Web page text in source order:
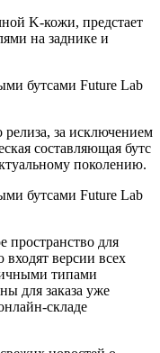
K-кожи, предстает
на заднике и
релиза, за исключением
составляющая бутс
поколению.
пространство для
версии всех
типами
для заказа уже
складе